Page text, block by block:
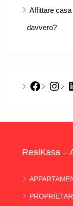
Affittare
davvero?
RealKasa –